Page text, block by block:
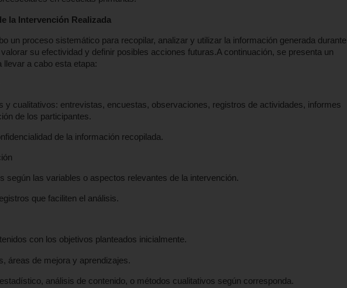
la Intervención Realizada
un proceso sistemático para recopilar, analizar y utilizar la información generada durante
su efectividad y definir posibles acciones futuras.A continuación, se presenta un
llevar a cabo esta etapa:
y cualitativos: entrevistas, encuestas, observaciones, registros de actividades, informes
de los participantes.
de la información recopilada.
según las variables o aspectos relevantes de la intervención.
que faciliten el análisis.
con los objetivos planteados inicialmente.
áreas de mejora y aprendizajes.
análisis de contenido, o métodos cualitativos según corresponda.